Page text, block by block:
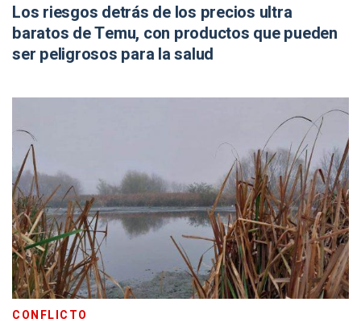
Los riesgos detrás de los precios ultra
baratos de Temu, con productos que pueden
ser peligrosos para la salud
CONFLICTO